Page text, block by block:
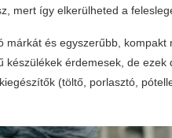
mert így elkerülheted a
márkát és egyszerűbb, kompakt
érdemesek, de
(töltő, porlasztó,